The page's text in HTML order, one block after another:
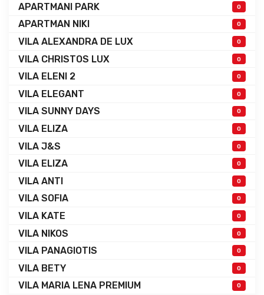
APARTMANI PARK 0
APARTMAN NIKI 0
VILA ALEXANDRA DE LUX 0
VILA CHRISTOS LUX 0
VILA ELENI 2 0
VILA ELEGANT 0
VILA SUNNY DAYS 0
VILA ELIZA 0
VILA J&S 0
VILA ELIZA 0
VILA ANTI 0
VILA SOFIA 0
VILA KATE 0
VILA NIKOS 0
VILA PANAGIOTIS 0
VILA BETY 0
VILA MARIA LENA PREMIUM 0